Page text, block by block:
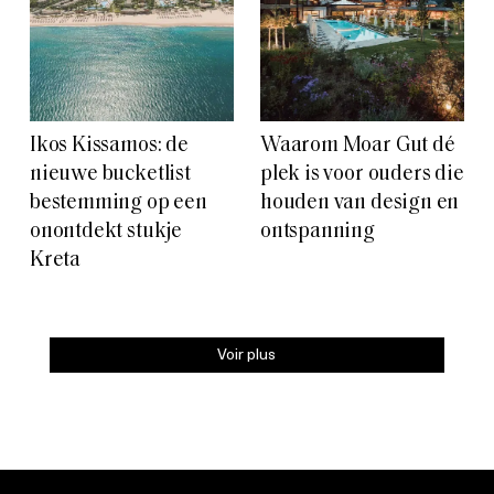
Ikos Kissamos: de
nieuwe bucketlist
bestemming op een
onontdekt stukje
Kreta
Waarom Moar Gut dé
plek is voor ouders die
houden van design en
ontspanning
Voir plus